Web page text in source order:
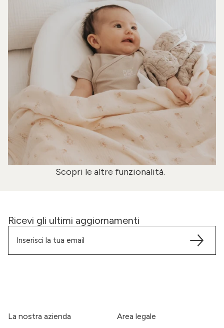
Scopri le altre funzionalità.
Ricevi gli ultimi aggiornamenti
La nostra azienda Area legale